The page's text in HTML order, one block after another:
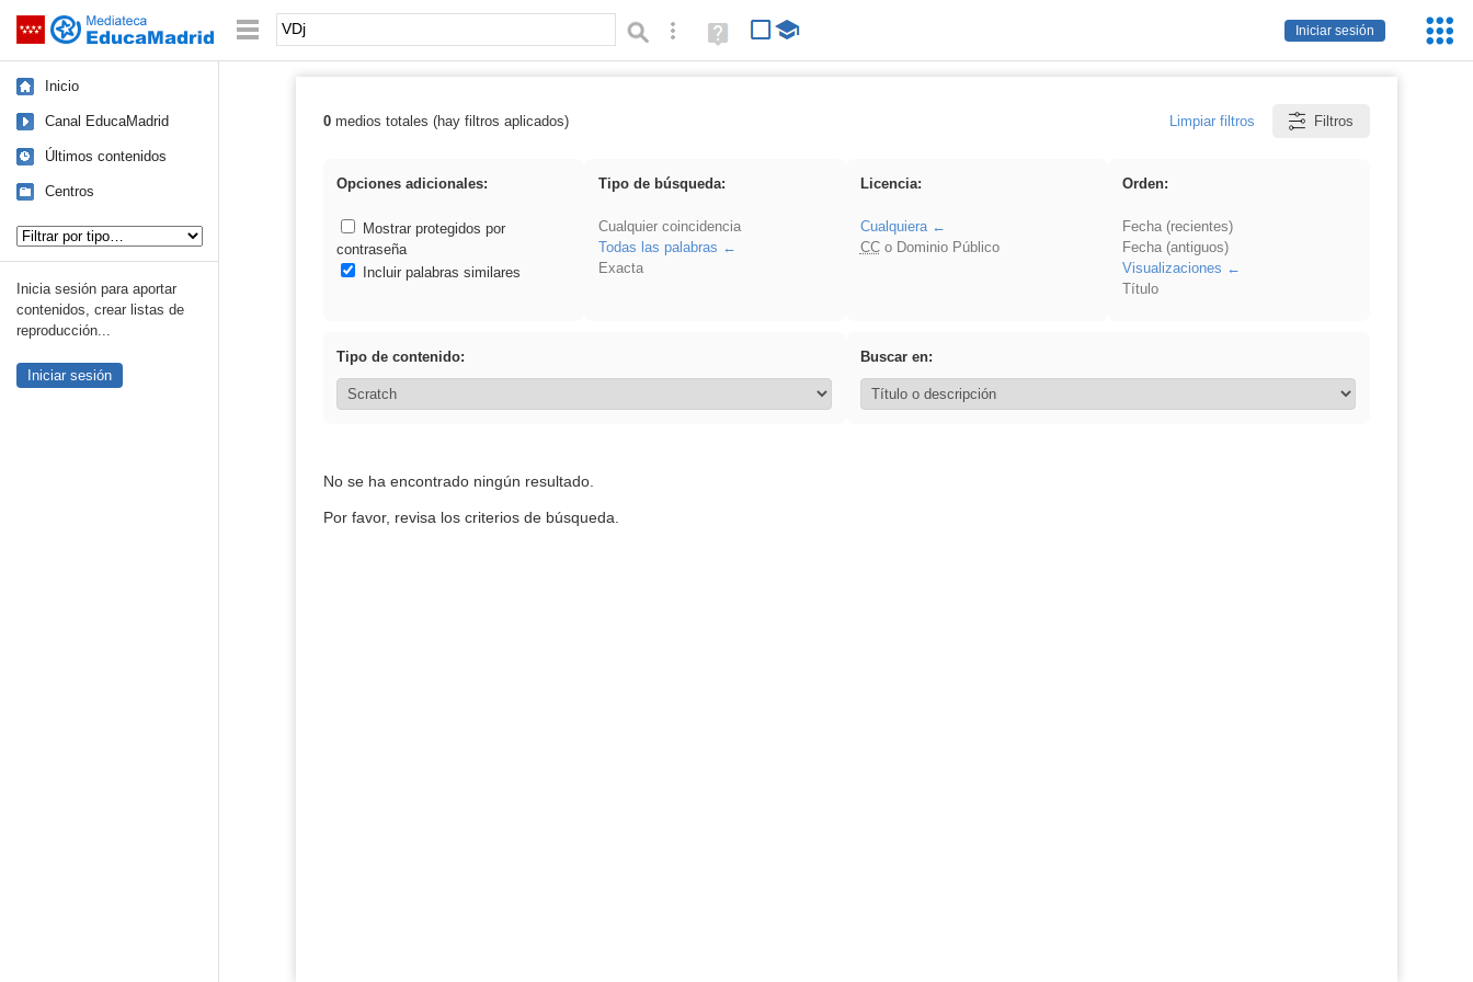
Saltar navegación
Iniciar sesión
Palabra o frase: Búsqueda avanzada
Ayuda
(en
Inicio
Canal EducaMadrid
Últimos contenidos
Centros
Inicia sesión para aportar
contenidos, crear listas de
reproducción...
Iniciar sesión
Resultados de: VDj
0medios totales (hay filtros aplicados) Limpiar filtros Filtros
Opciones adicionales:
Mostrar protegidos por
contraseña
Incluir palabras similares
Tipo de búsqueda:
Cualquier coincidencia
Todas las palabras
Exacta
Licencia:
Cualquiera
CCo Dominio Público
Orden:
Fecha (recientes)
Fecha (antiguos)
Visualizaciones
Título
Tipo de contenido: Buscar en:
No se ha encontrado ningún resultado.
Por favor, revisa los criterios de búsqueda.